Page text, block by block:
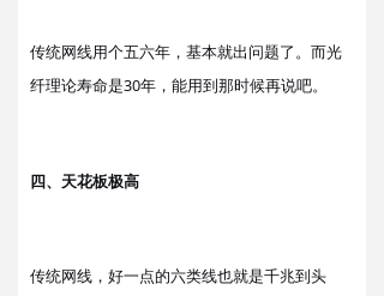
传统网线用个五六年， 基本就出问题了 。 而光
纤理论寿命是30年 ， 能用到那时候再说吧。
四、 天花板极高
传统网线，好一点的六类线也就是千兆到头